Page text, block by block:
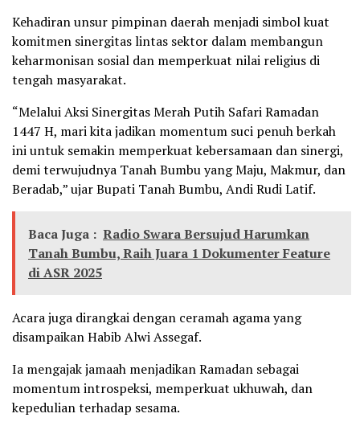
Kehadiran unsur pimpinan daerah menjadi simbol kuat
komitmen sinergitas lintas sektor dalam membangun
keharmonisan sosial dan memperkuat nilai religius di
tengah masyarakat.
“Melalui Aksi Sinergitas Merah Putih Safari Ramadan
1447 H, mari kita jadikan momentum suci penuh berkah
ini untuk semakin memperkuat kebersamaan dan sinergi,
demi terwujudnya Tanah Bumbu yang Maju, Makmur, dan
Beradab,” ujar Bupati Tanah Bumbu, Andi Rudi Latif.
Baca Juga : Radio Swara Bersujud Harumkan
Tanah Bumbu, Raih Juara 1 Dokumenter Feature
di ASR 2025
Acara juga dirangkai dengan ceramah agama yang
disampaikan Habib Alwi Assegaf.
Ia mengajak jamaah menjadikan Ramadan sebagai
momentum introspeksi, memperkuat ukhuwah, dan
kepedulian terhadap sesama.